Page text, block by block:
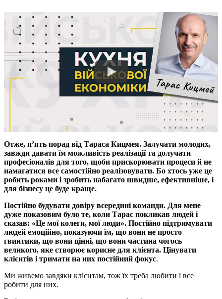
Отже, п’ять порад від Тараса Кицмея. Залучати молодих,
завжди давати їм можливість реалізації та долучати
професіоналів для того, щоби прискорювати процеси й не
намагатися все самостійно реалізовувати. Бо хтось уже це
робить роками і зробить набагато швидше, ефективніше, і
для бізнесу це буде краще.
Постійно будувати довіру всередині команди. Для мене
дуже показовим було те, коли Тарас покликав людей і
сказав: «Це мої колеги, мої люди». Постійно підтримувати
людей емоційно, показуючи їм, що вони не просто
гвинтики, що вони цінні, що вони частина чогось
великого, яке створює корисне для клієнта. Цінувати
клієнтів і тримати на них постійний фокус.
Ми живемо завдяки клієнтам, тож їх треба любити і все
робити для них.